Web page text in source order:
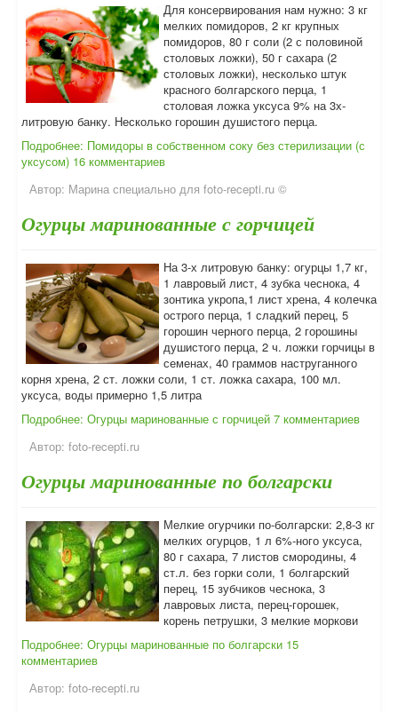
Для консервирования нам нужно: 3 кг
мелких помидоров, 2 кг крупных
помидоров, 80 г соли (2 с половиной
столовых ложки), 50 г сахара (2
столовых ложки), несколько штук
красного болгарского перца, 1
столовая ложка уксуса 9% на 3х-
литровую банку. Несколько горошин душистого перца.
Подробнее: Помидоры в собственном соку без стерилизации (с
уксусом) 16 комментариев
Автор: Марина специально для foto-recepti.ru ©
Огурцы маринованные с горчицей
На 3-х литровую банку: огурцы 1,7 кг,
1 лавровый лист, 4 зубка чеснока, 4
зонтика укропа,1 лист хрена, 4 колечка
острого перца, 1 сладкий перец, 5
горошин черного перца, 2 горошины
душистого перца, 2 ч. ложки горчицы в
семенах, 40 граммов наструганного
корня хрена, 2 ст. ложки соли, 1 ст. ложка сахара, 100 мл.
уксуса, воды примерно 1,5 литра
Подробнее: Огурцы маринованные с горчицей 7 комментариев
Автор: foto-recepti.ru
Огурцы маринованные по болгарски
Мелкие огурчики по-болгарски: 2,8-3 кг
мелких огурцов, 1 л 6%-ного уксуса,
80 г сахара, 7 листов смородины, 4
ст.л. без горки соли, 1 болгарский
перец, 15 зубчиков чеснока, 3
лавровых листа, перец-горошек,
корень петрушки, 3 мелкие моркови
Подробнее: Огурцы маринованные по болгарски 15
комментариев
Автор: foto-recepti.ru